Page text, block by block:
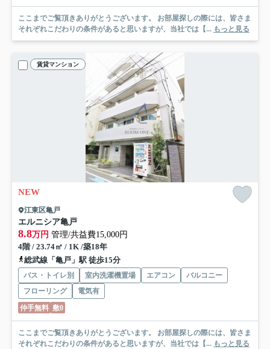
ここまでご覧頂きありがとうございます。 お部屋探しの際には、皆さま
それぞれこだわりの条件があると思いますが、当社では【... もっと見る
賃貸マンション
NEW
江東区亀戸
エルニシア亀戸
8.8万円 管理/共益費15,000円
4階 / 23.74㎡ / 1K /築18年
総武線「亀戸」駅 徒歩15分
バス・トイレ別 室内洗濯機置場 エアコン
バルコニー
フローリング
電気有
仲手無料 敷0
ここまでご覧頂きありがとうございます。 お部屋探しの際には、皆さま
それぞれこだわりの条件があると思いますが、当社では【... もっと見る